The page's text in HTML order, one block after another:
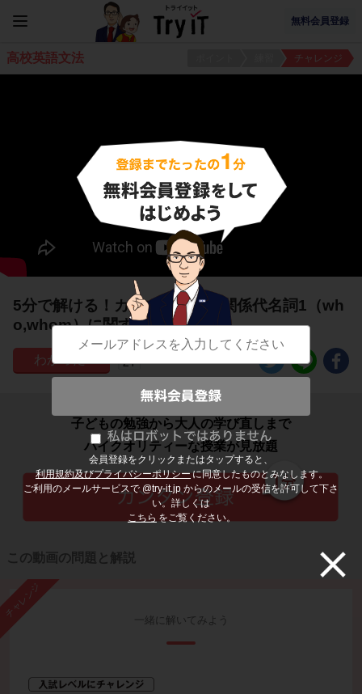
無料会員登録
会員登録をクリックまたはタップすると、
利用規約及びプライバシーポリシーに同意したものとみなします。
ご利用のメールサービスで @try-it.jp からのメールの受信を許可して下さ
い。詳しくは
こちら をご覧ください。
高校英語文法 チャレンジ
5分で解ける！カンマのついた関係代名詞1（wh
o,whom）に関する問題
21
子どもの勉強から大人の学び直しまで
ハイクオリティーな授業が見放題
この動画の問題と解説
チャレンジ
一緒に解いてみよう